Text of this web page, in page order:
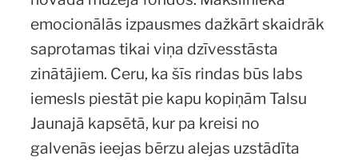
emocionālās izpausmes dažkārt skaidrāk
saprotamas tikai viņa dzīvesstāsta
zinātājiem. Ceru, ka šīs rindas būs labs
iemesls piestāt pie kapu kopiņām Talsu
Jaunajā kapsētā, kur pa kreisi no
galvenās ieejas bērzu alejas uzstādīta